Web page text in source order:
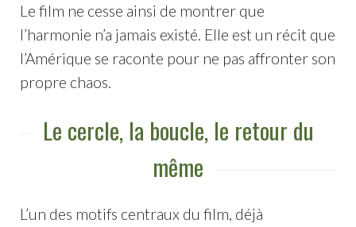
Le film ne cesse ainsi de montrer que
l’harmonie n’a jamais existé. Elle est un récit que
l’Amérique se raconte pour ne pas affronter son
propre chaos.
Le cercle, la boucle, le retour du
même
L’un des motifs centraux du film, déjà